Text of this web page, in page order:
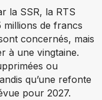
la SSR, la RTS
millions de francs
concernés, mais
à une vingtaine.
ou
qu’une refonte
pour 2027.